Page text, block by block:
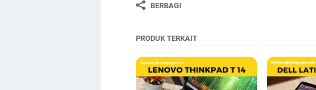
BERBAGI
PRODUK TERKAIT